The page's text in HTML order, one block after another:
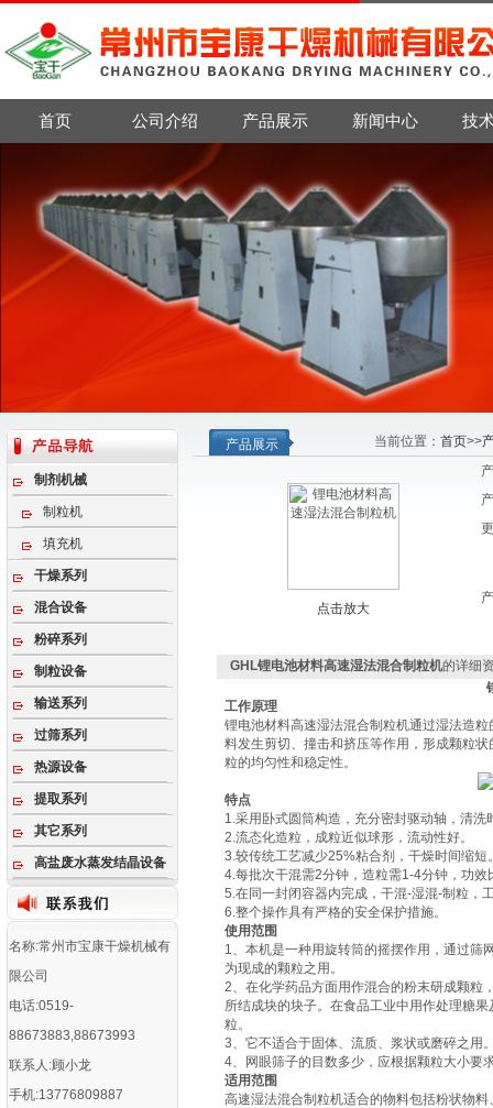
首页 公司介绍 产品展示 新闻中心 技
制剂机械
制粒机
填充机
干燥系列
混合设备
粉碎系列
制粒设备
输送系列
过筛系列
热源设备
提取系列
其它系列
高盐废水蒸发结晶设备
名称:常州市宝康干燥机械有
限公司
电话:0519-
88673883,88673993
联系人:顾小龙
手机:13776809887
产品展示 当前位置： 首页>>
点击放大
GHL锂电池材料高速湿法混合制粒机的详细
工作原理
锂电池材料高速湿法混合制粒机通过湿法造
料发生剪切、撞击和挤压等作用，形成颗粒
粒的均匀性和稳定性。
特点
1.采用卧式圆筒构造，充分密封驱动轴，清洗
2.流态化造粒，成粒近似球形，流动性好。
3.较传统工艺减少25%粘合剂，干燥时间缩短
4.每批次干混需2分钟，造粒需1-4分钟，功效
5.在同一封闭容器内完成，干混-湿混-制粒，
6.整个操作具有严格的安全保护措施。
使用范围
1、本机是一种用旋转筒的摇摆作用，通过筛
为现成的颗粒之用。
2、在化学药品方面用作混合的粉末研成颗粒
所结成块的块子。在食品工业中用作处理糖
粒。
3、它不适合于固体、流质、浆状或磨碎之用
4、网眼筛子的目数多少，应根据颗粒大小要
适用范围
高速湿法混合制粒机适合的物料包括粉状物